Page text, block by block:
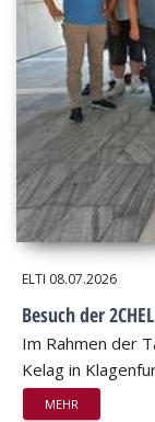
ELTI 08.07.2026
Besuch der
Im Rahmen der
Kelag in
MEHR